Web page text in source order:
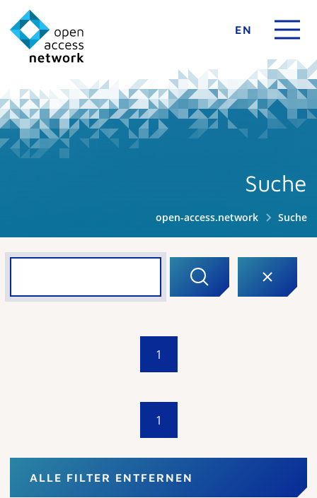
EN
Suche
open-access.network Suche
1
1
ALLE FILTER ENTFERNEN